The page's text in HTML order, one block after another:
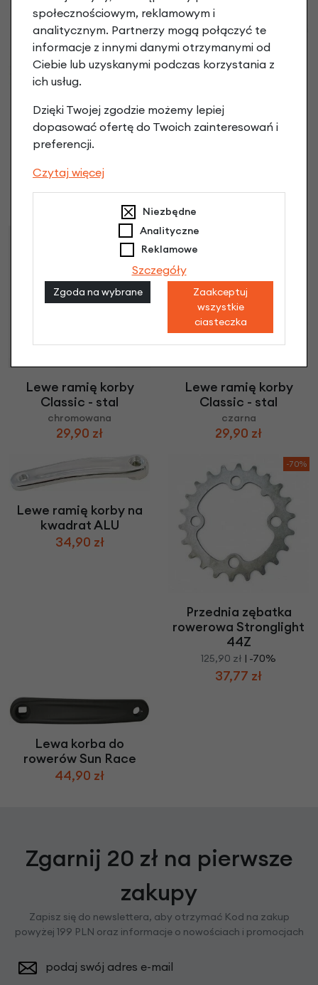
Silver 170 mm
38 zębów 44 zęby
Lewe ramię korby
Classic - stal
chromowana
29,90 zł
Lewe ramię korby
Classic - stal
czarna
29,90 zł
Lewe ramię korby na
kwadrat ALU
34,90 zł
-70%
Przednia zębatka
rowerowa Stronglight
44Z
125,90 zł | -70%
37,77 zł
Lewa korba do
rowerów Sun Race
44,90 zł
Zgarnij 20 zł na pierwsze
zakupy
Zapisz się do newslettera, aby otrzymać Kod na zakup
powyżej 199 PLN oraz informacje o nowościach i promocjach
podaj swój adres e-mail
społecznościowym, reklamowym i
analitycznym. Partnerzy mogą połączyć te
informacje z innymi danymi otrzymanymi od
Ciebie lub uzyskanymi podczas korzystania z
ich usług.
Dzięki Twojej zgodzie możemy lepiej
dopasować ofertę do Twoich zainteresowań i
preferencji.
Czytaj więcej
Niezbędne
Analityczne
Reklamowe
Szczegóły
Zgoda na wybrane
Zaakceptuj
wszystkie
ciasteczka